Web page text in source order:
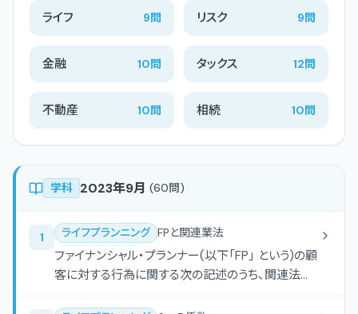
ライフ 9問 リスク 9問
金融 10問 タックス 12問
不動産 10問 相続 10問
学科 2023年9月 (60問)
1 ライフプランニング FPと関連業法
ファイナンシャル・プランナー(以下「FP」 という)の顧
客に対する行為に関する次の記述のうち、関連法規